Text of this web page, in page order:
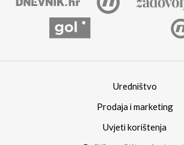
Uredništvo
Prodaja i marketing
Uvjeti korištenja